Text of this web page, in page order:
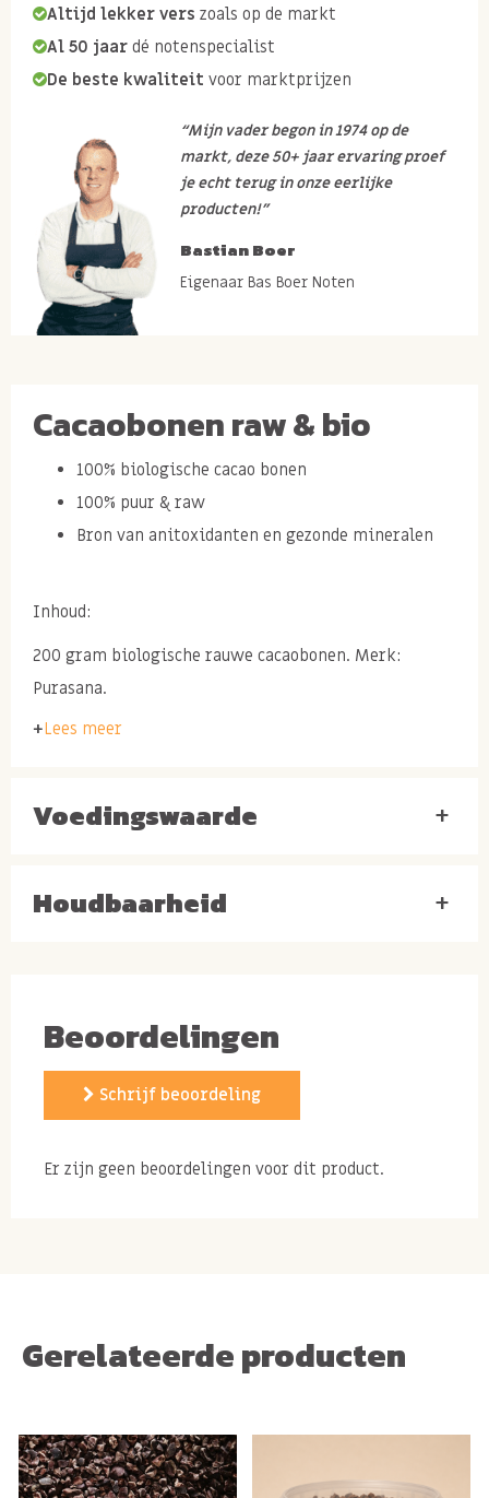
Altijd lekker vers zoals op de markt
Al 50 jaar dé notenspecialist
De beste kwaliteit voor marktprijzen
“Mijn vader begon in 1974 op de
markt, deze 50+ jaar ervaring proef
je echt terug in onze eerlijke
producten!”
Bastian Boer
Eigenaar Bas Boer Noten
Cacaobonen raw & bio
100% biologische cacao bonen
100% puur & raw
Bron van anitoxidanten en gezonde mineralen
Inhoud:
200 gram biologische rauwe cacaobonen. Merk:
Purasana.
Kan NOTEN, TARWE, HAVER en PINDA'S bevatten.
Lees meer
Voedingswaarde +
Houdbaarheid +
Beoordelingen
Schrijf beoordeling
Er zijn geen beoordelingen voor dit product.
Gerelateerde producten